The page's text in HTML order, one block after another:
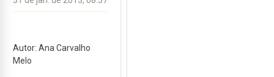
Autor: Ana Carvalho
Melo